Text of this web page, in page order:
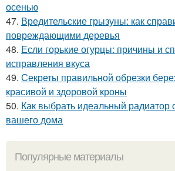
осенью
47. Вредительские грызуны: как
повреждающими деревья
48. Если горькие огурцы: причины и
исправления вкуса
49. Секреты правильной обрезки
красивой и здоровой кроны
50. Как выбрать идеальный радиатор
вашего дома
Популярные материалы